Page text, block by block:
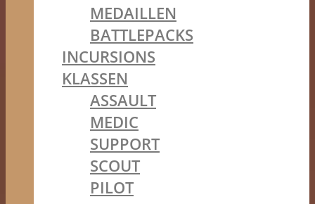
MEDAILLEN
BATTLEPACKS
INCURSIONS
KLASSEN
ASSAULT
MEDIC
SUPPORT
SCOUT
PILOT